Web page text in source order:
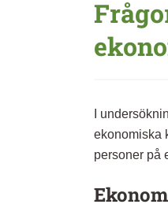
I
ekonomiska
personer på